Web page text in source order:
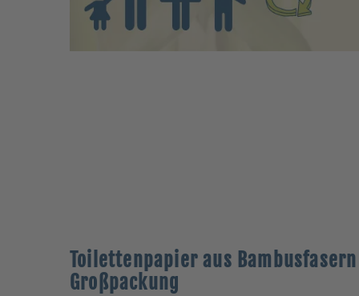
Toilettenpapier aus
Großpackung